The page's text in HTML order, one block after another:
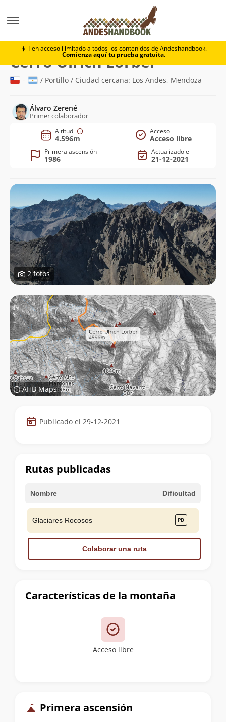
Ten acceso ilimitado a todos los contenidos de Andeshandbook.
Comienza aquí tu prueba gratuita.
Cerro Ulrich Lorber
Cerro Ulrich Lorber(4.596m)
- / Portillo / Ciudad cercana: Los Andes, Mendoza
Álvaro Zerené
Primer colaborador
Altitud
4.596m
Acceso
Acceso libre
Primera ascensión
1986
Actualizado el
21-12-2021
2 fotos
AHB Maps
Datos
de
cumbre
Publicado el 29-12-2021
Características de la montaña
Acceso libre
Primera ascensión
Rutas publicadas
Nombre Dificultad
Glaciares Rocosos
Colaborar una ruta